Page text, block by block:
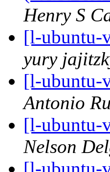
Henry S
[l-ubuntu-
yury
[l-ubuntu-
Antonio
[l-ubuntu-
Nelson